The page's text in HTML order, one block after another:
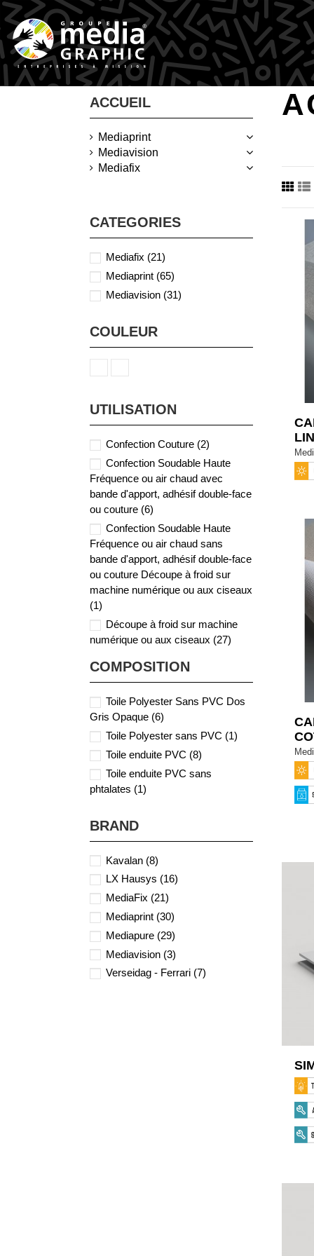
ACCUEIL
Mediaprint
Mediavision
Mediafix
CATEGORIES
Mediafix (21)
Mediaprint (65)
Mediavision (31)
COULEUR
UTILISATION
Confection Couture (2)
Confection Soudable Haute
Fréquence ou air chaud avec
bande d'apport, adhésif double-face
ou couture (6)
Confection Soudable Haute
Fréquence ou air chaud sans
bande d'apport, adhésif double-face
ou couture Découpe à froid sur
machine numérique ou aux ciseaux
(1)
Découpe à froid sur machine
numérique ou aux ciseaux (27)
COMPOSITION
Toile Polyester Sans PVC Dos
Gris Opaque (6)
Toile Polyester sans PVC (1)
Toile enduite PVC (8)
Toile enduite PVC sans
phtalates (1)
BRAND
Kavalan (8)
LX Hausys (16)
MediaFix (21)
Mediaprint (30)
Mediapure (29)
Mediavision (3)
Verseidag - Ferrari (7)